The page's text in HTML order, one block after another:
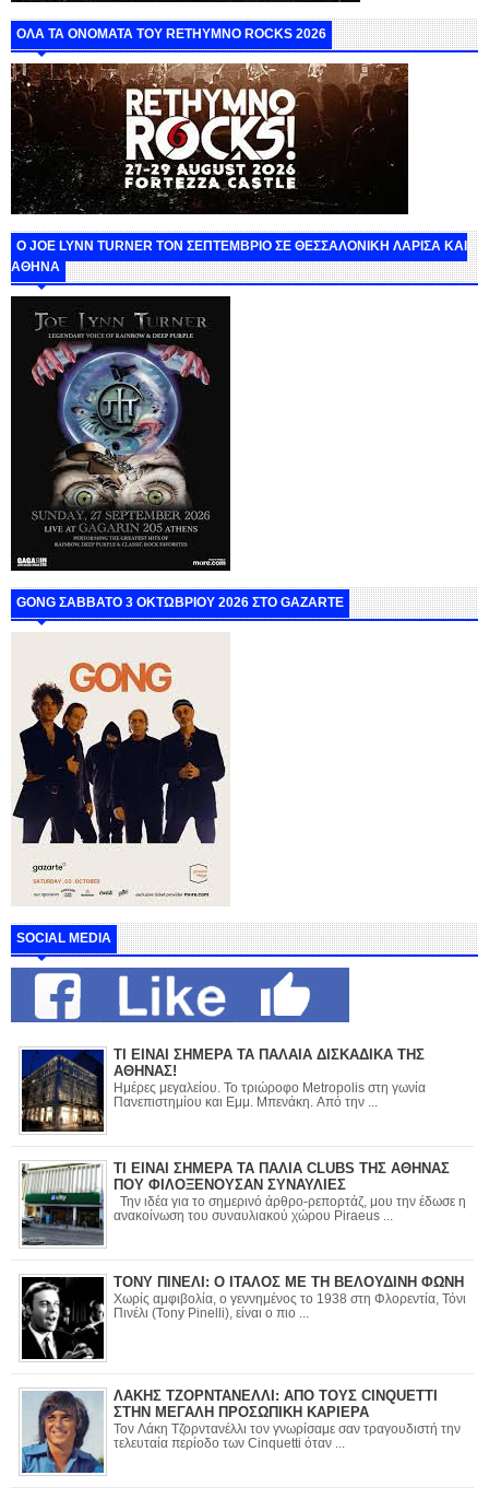
ΟΛΑ ΤΑ ΟΝΟΜΑΤΑ ΤΟΥ RETHYMNO ROCKS 2026
O JOE LYNN TURNER ΤΟΝ ΣΕΠΤΕΜΒΡΙΟ ΣΕ ΘΕΣΣΑΛΟΝΙΚΗ ΛΑΡΙΣΑ ΚΑΙ
ΑΘΗΝΑ
GONG ΣΑΒΒΑΤΟ 3 ΟΚΤΩΒΡΙΟΥ 2026 ΣΤΟ GAZARTE
SOCIAL MEDIA
ΤΙ ΕΙΝΑΙ ΣΗΜΕΡΑ ΤΑ ΠΑΛΑΙΑ ΔΙΣΚΑΔΙΚΑ ΤΗΣ
ΑΘΗΝΑΣ!
Ημέρες μεγαλείου. Το τριώροφο Metropolis στη γωνία
Πανεπιστημίου και Εμμ. Μπενάκη. Από την ...
ΤΙ ΕΙΝΑΙ ΣΗΜΕΡΑ ΤΑ ΠΑΛΙΑ CLUBS ΤΗΣ ΑΘΗΝΑΣ
ΠΟΥ ΦΙΛΟΞΕΝΟΥΣΑΝ ΣΥΝΑΥΛΙΕΣ
Την ιδέα για το σημερινό άρθρο-ρεπορτάζ, μου την έδωσε η
ανακοίνωση του συναυλιακού χώρου Piraeus ...
ΤΟΝΥ ΠΙΝΕΛΙ: Ο ΙΤΑΛΟΣ ΜΕ ΤΗ ΒΕΛΟΥΔΙΝΗ ΦΩΝΗ
Χωρίς αμφιβολία, ο γεννημένος το 1938 στη Φλορεντία, Τόνι
Πινέλι (Tony Pinelli), είναι ο πιο ...
ΛΑΚΗΣ ΤΖΟΡΝΤΑΝΕΛΛΙ: ΑΠΟ ΤΟΥΣ CINQUETTI
ΣΤΗΝ ΜΕΓΑΛΗ ΠΡΟΣΩΠΙΚΗ ΚΑΡΙΕΡΑ
Τον Λάκη Τζορντανέλλι τον γνωρίσαμε σαν τραγουδιστή την
τελευταία περίοδο των Cinquetti όταν ...